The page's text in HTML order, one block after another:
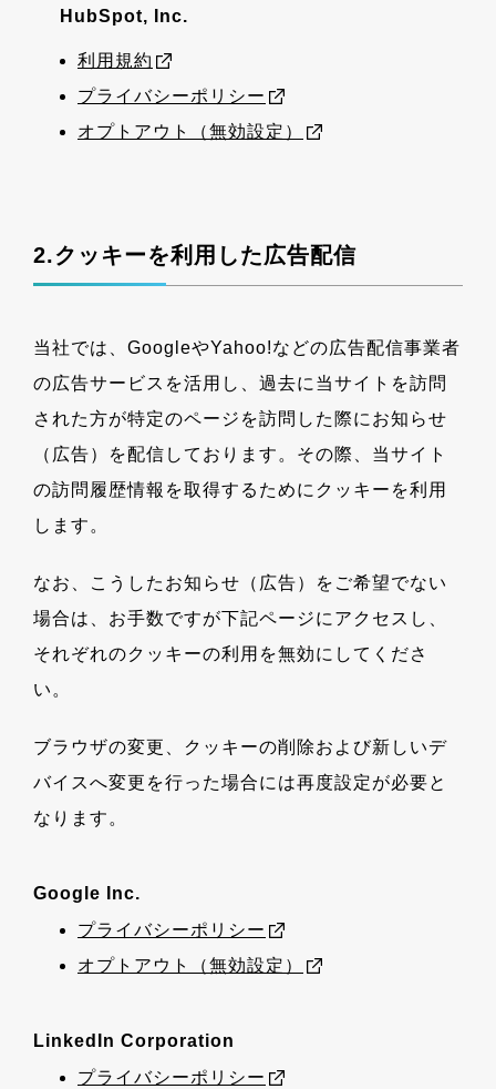
HubSpot, Inc.
利用規約
プライバシーポリシー
オプトアウト（無効設定）
2.クッキーを利用した広告配信
当社では、GoogleやYahoo!などの広告配信事業者
の広告サービスを活用し、過去に当サイトを訪問
された方が特定のページを訪問した際にお知らせ
（広告）を配信しております。その際、当サイト
の訪問履歴情報を取得するためにクッキーを利用
します。
なお、こうしたお知らせ（広告）をご希望でない
場合は、お手数ですが下記ページにアクセスし、
それぞれのクッキーの利用を無効にしてくださ
い。
ブラウザの変更、クッキーの削除および新しいデ
バイスへ変更を行った場合には再度設定が必要と
なります。
Google Inc.
プライバシーポリシー
オプトアウト（無効設定）
LinkedIn Corporation
プライバシーポリシー